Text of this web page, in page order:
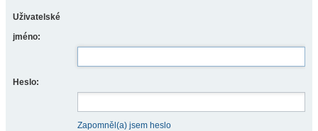
Uživatelské
jméno:
Heslo:
Zapomněl(a) jsem heslo